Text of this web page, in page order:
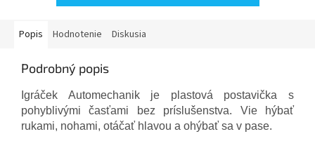
Popis Hodnotenie Diskusia
Podrobný popis
Igráček Automechanik je plastová postavička s
pohyblivými časťami bez príslušenstva. Vie hýbať
rukami, nohami, otáčať hlavou a ohýbať sa v pase.